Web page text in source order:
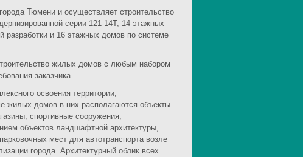
Тюмени и осуществляет строительство
серии 121-14Т, 14 этажных
и 16 этажных домов по системе
жилых домов с любым набором
заказчика.
освоения территории,
жилых домов в них располагаются объекты
спортивные сооружения,
объектов ландшафтной архитектуры,
мест для автотранспорта возле
города. Архитектурный облик всех